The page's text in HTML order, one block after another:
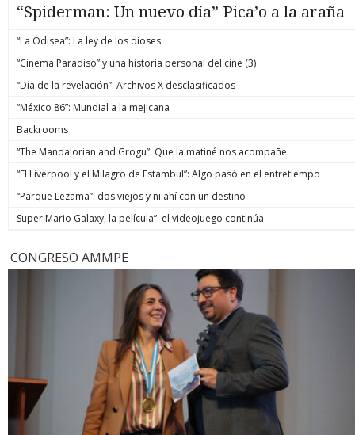
“Spiderman: Un nuevo día” Pica’o a la araña
“La Odisea”: La ley de los dioses
“Cinema Paradiso” y una historia personal del cine (3)
“Día de la revelación”: Archivos X desclasificados
“México 86”: Mundial a la mejicana
Backrooms
“The Mandalorian and Grogu”: Que la matiné nos acompañe
“El Liverpool y el Milagro de Estambul”: Algo pasó en el entretiempo
“Parque Lezama”: dos viejos y ni ahí con un destino
Super Mario Galaxy, la película”: el videojuego continúa
CONGRESO AMMPE